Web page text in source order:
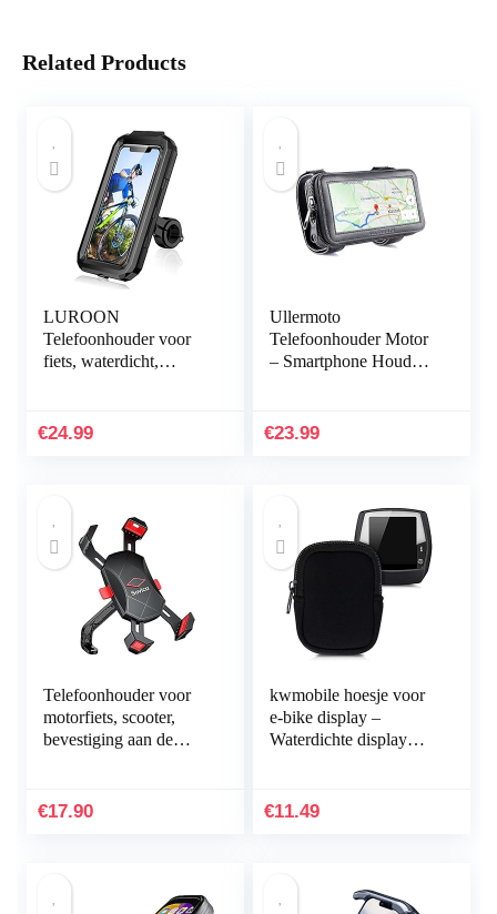
Related Products
LUROON
Telefoonhouder voor
fiets, waterdicht,
smartphonehouder,
€24.99
Ullermoto
Telefoonhouder Motor
– Smartphone Houder
Hoogwaardige
€23.99
Telefoonhouder voor
motorfiets, scooter,
bevestiging aan de
graden…
€17.90
kwmobile hoesje voor
e-bike display –
Waterdichte display
€11.49